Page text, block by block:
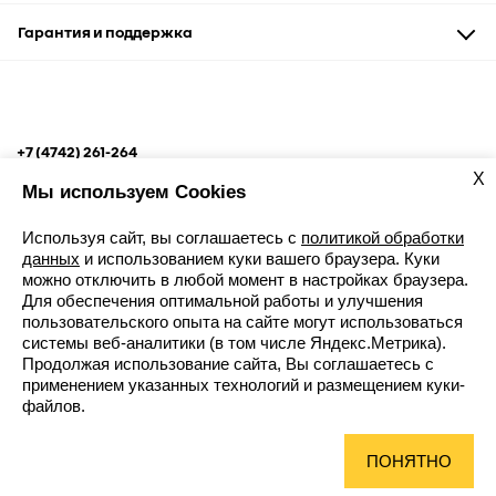
Рассрочка
Аксессуары и сувениры
Гарантия и поддержка
+7 (4742) 261-264
Записаться к дилеру
Карта сайта
Контакты
Новости
Юридическая информация
X
Мы используем Cookies
Используя сайт, вы соглашаетесь с политикой обработки
данных и использованием куки вашего браузера. Куки
можно отключить в любой момент в настройках браузера.
Для обеспечения оптимальной работы и улучшения
пользовательского опыта на сайте могут использоваться
системы веб-аналитики (в том числе Яндекс.Метрика).
Продолжая использование сайта, Вы соглашаетесь с
применением указанных технологий и размещением куки-
файлов.
ПОНЯТНО